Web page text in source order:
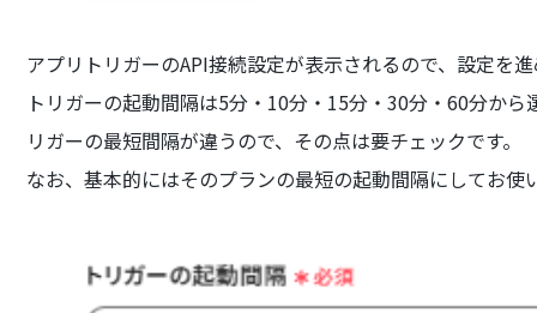
アプリトリガーのAPI接続設定が表示されるので、設定を
トリガーの起動間隔は5分・10分・15分・30分・60分か
リガーの最短間隔が違うので、その点は要チェックです。
なお、基本的にはそのプランの最短の起動間隔にしてお使